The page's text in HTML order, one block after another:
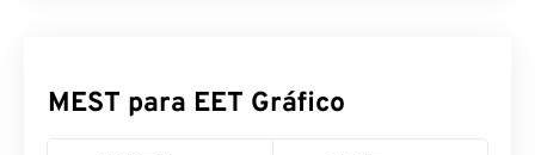
MEST para EET Gráfico